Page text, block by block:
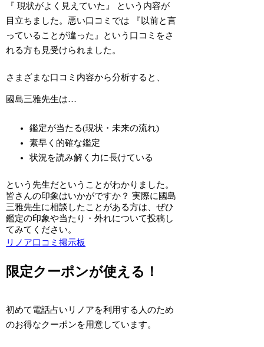
『現状がよく見えていた 』
という内容が
目立ちました。悪い口コミでは
『以前と言
っていることが違った』
という口コミをさ
れる方も見受けられました。
さまざまな口コミ内容から分析すると、
國島三雅先生は…
鑑定が当たる(現状・未来の流れ)
素早く的確な鑑定
状況を読み解く力に長けている
という先生だということがわかりました。
皆さんの印象はいかがですか？ 実際に國島
三雅先生に相談したことがある方は、ぜひ
鑑定の印象や当たり・外れについて投稿し
てみてください。
リノア口コミ掲示板
限定クーポンが使える！
初めて電話占いリノアを利用する人のため
のお得なクーポンを用意しています。